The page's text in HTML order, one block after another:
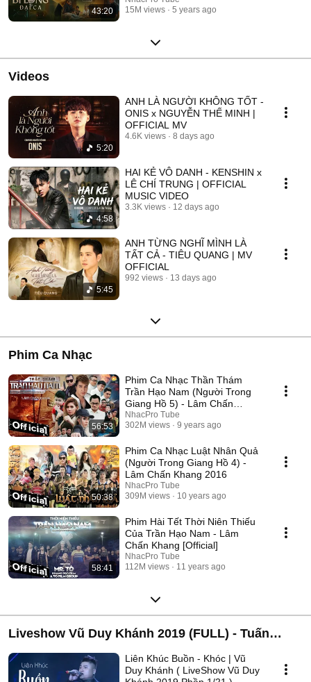
43:20
15M views
5 years ago
Videos
5:20
ANH LÀ NGƯỜI KHÔNG TỐT -
ONIS x NGUYỄN THẾ MINH |
OFFICIAL MV
4.6K views 8 days ago
4:58
HAI KẺ VÔ DANH - KENSHIN x
LÊ CHÍ TRUNG | OFFICIAL
MUSIC VIDEO
3.3K views 12 days ago
5:45
ANH TỪNG NGHĨ MÌNH LÀ
TẤT CẢ - TIÊU QUANG | MV
OFFICIAL
992 views 13 days ago
Phim Ca Nhạc
56:53
Phim Ca Nhạc Thần Thám
Trần Hạo Nam (Người Trong
Giang Hồ 5) - Lâm Chấn
Khang 2017
NhacPro Tube
302M views
9 years ago
50:38
Phim Ca Nhạc Luật Nhân Quả
(Người Trong Giang Hồ 4) -
Lâm Chấn Khang 2016
NhacPro Tube
309M views
10 years ago
58:41
Phim Hài Tết Thời Niên Thiếu
Của Trần Hạo Nam - Lâm
Chấn Khang [Official]
NhacPro Tube
112M views
11 years ago
Liveshow Vũ Duy Khánh 2019 (FULL) - Tuấn
Hưng , Đạt G , Dương Hoàng Yến
Liên Khúc Buồn - Khóc | Vũ
Duy Khánh ( LiveShow Vũ Duy